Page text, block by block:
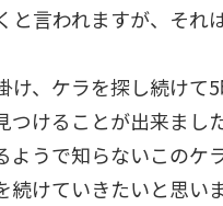
と言われますが、それ
け、ケラを探し続けて
つけることが出来まし
ようで知らないこのケ
続けていきたいと思いま